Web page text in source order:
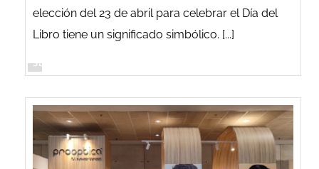
elección del 23 de abril para celebrar el Día del
Libro tiene un significado simbólico. [...]
SEGUIR LEYENDO